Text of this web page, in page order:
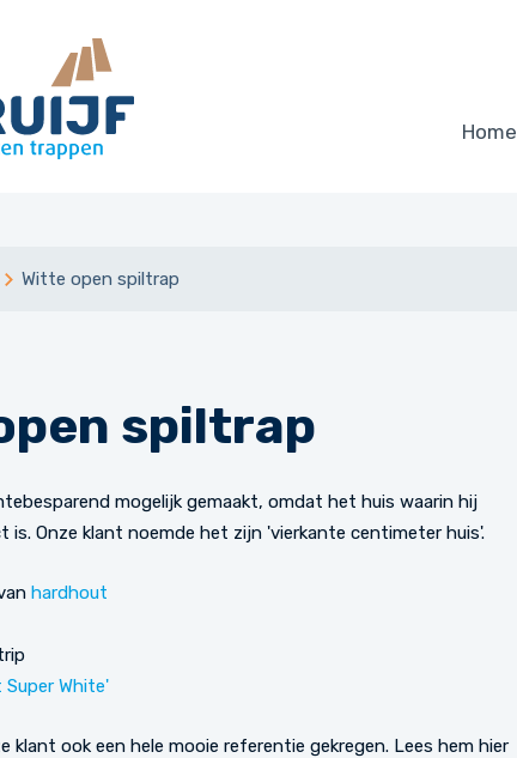
Home
Witte open spiltrap
spiltrap
mogelijk gemaakt, omdat het huis waarin hij
is. Onze klant noemde het zijn 'vierkante centimeter huis'.
hardhout
White'
klant ook een hele mooie referentie gekregen. Lees hem hier